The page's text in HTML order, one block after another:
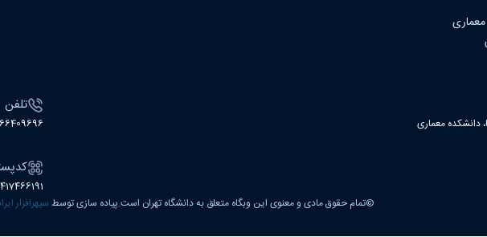
دانشکده معماری
تلفن
©تمام حقوق مادی و معنوی این وبگاه متعلق به دانشگاه تهران است.پیاده سازی توسط سپهرافزار